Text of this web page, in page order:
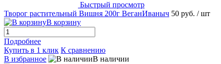
Быстрый просмотр
Творог растительный Вишня 200г ВеганИваныч 50 руб. / шт
В корзину
Подробнее
Купить в 1 клик К сравнению
В избранное
В наличии